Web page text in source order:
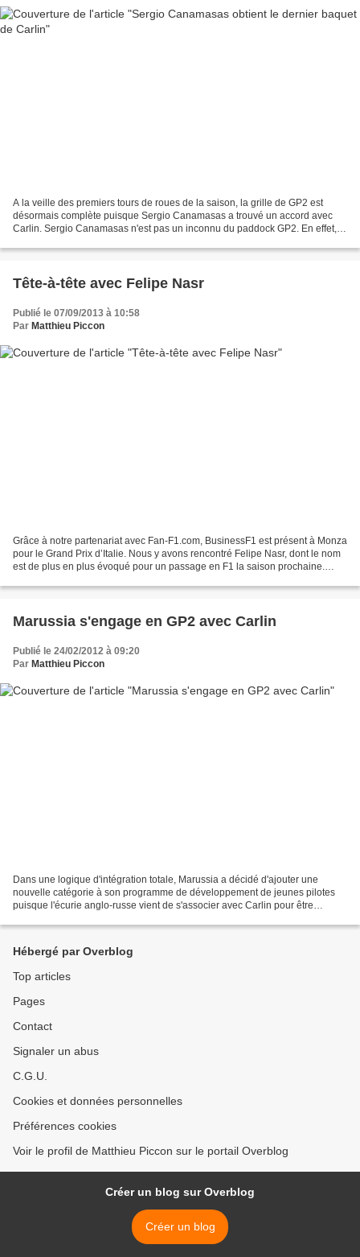
A la veille des premiers tours de roues de la saison, la grille de GP2 est
désormais complète puisque Sergio Canamasas a trouvé un accord avec
Carlin. Sergio Canamasas n'est pas un inconnu du paddock GP2. En effet, il
Tête-à-tête avec Felipe Nasr
Publié le 07/09/2013 à 10:58
Par Matthieu Piccon
Grâce à notre partenariat avec Fan-F1.com, BusinessF1 est présent à Monza
pour le Grand Prix d’Italie. Nous y avons rencontré Felipe Nasr, dont le nom
est de plus en plus évoqué pour un passage en F1 la saison prochaine.
Marussia s'engage en GP2 avec Carlin
Publié le 24/02/2012 à 09:20
Par Matthieu Piccon
Dans une logique d'intégration totale, Marussia a décidé d'ajouter une
nouvelle catégorie à son programme de développement de jeunes pilotes
puisque l'écurie anglo-russe vient de s'associer avec Carlin pour être
Hébergé par Overblog
Top articles
Pages
Contact
Signaler un abus
C.G.U.
Cookies et données personnelles
Préférences cookies
Voir le profil de Matthieu Piccon sur le portail Overblog
Créer un blog sur Overblog
Créer un blog